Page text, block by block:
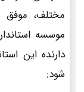
مختلف، موفق
موسسه
دارنده این
شود: